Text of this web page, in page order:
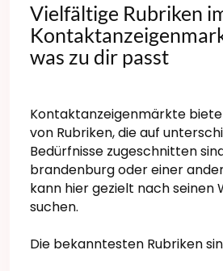
Vielfältige Rubriken
was zu dir passt
Kontaktanzeigenmärkte
von Rubriken, die auf
Bedürfnisse zugeschnitten
brandenburg oder einer
kann hier gezielt nach seinen
suchen.
Die bekanntesten Rubriken